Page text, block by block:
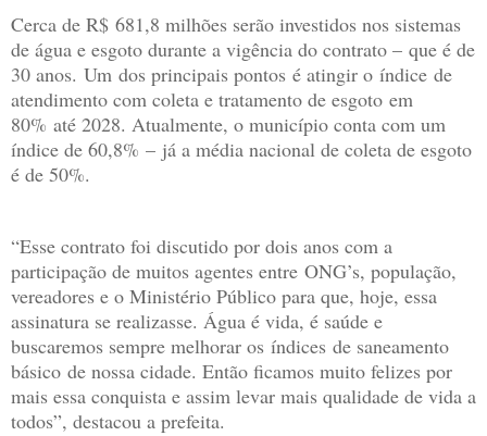
Cerca de R$ 681,8 milhões serão investidos nos sistemas
de água e esgoto durante a vigência do contrato – que é de
30 anos. Um dos principais pontos é atingir o índice de
atendimento com coleta e tratamento de esgoto em
80% até 2028. Atualmente, o município conta com um
índice de 60,8% – já a média nacional de coleta de esgoto
é de 50%.
“Esse contrato foi discutido por dois anos com a
participação de muitos agentes entre ONG’s, população,
vereadores e o Ministério Público para que, hoje, essa
assinatura se realizasse. Água é vida, é saúde e
buscaremos sempre melhorar os índices de saneamento
básico de nossa cidade. Então ficamos muito felizes por
mais essa conquista e assim levar mais qualidade de vida a
todos”, destacou a prefeita.